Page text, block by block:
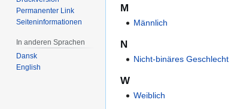
M
Männlich
N
Nicht-binäres Geschlecht
W
Weiblich
Permanenter Link
Seiten­­informationen
In anderen Sprachen
Dansk
English